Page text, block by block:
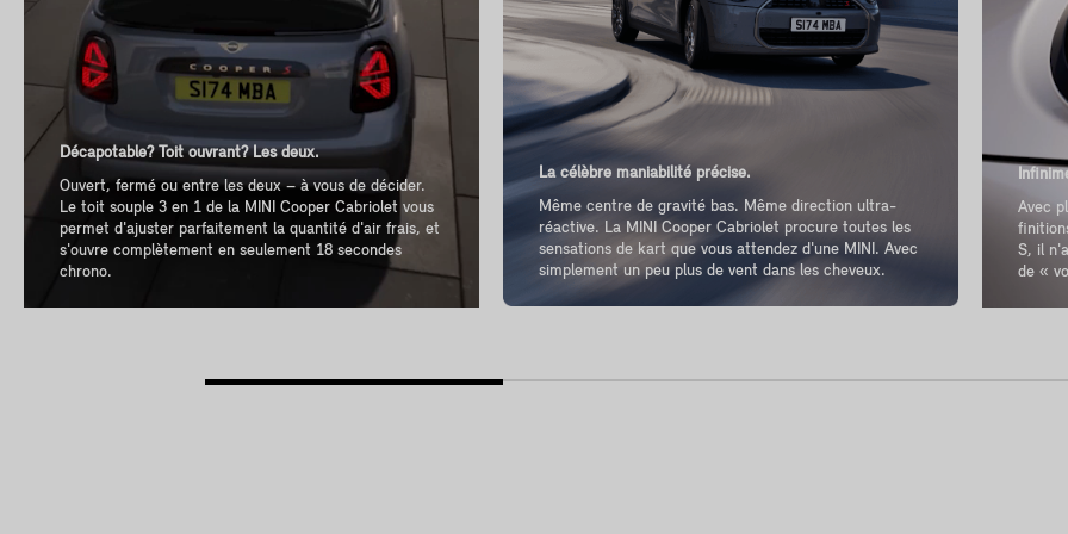
Décapotable? Toit ouvrant? Les deux.
Ouvert, fermé ou entre les deux – à vous de décider.
Le toit souple 3 en 1 de la MINI Cooper Cabriolet vous
permet d'ajuster parfaitement la quantité d'air frais, et
s'ouvre complètement en seulement 18 secondes
chrono.
La célèbre maniabilité précise.
Même centre de gravité bas. Même direction ultra-
réactive. La MINI Cooper Cabriolet procure toutes les
sensations de kart que vous attendez d'une MINI. Avec
simplement un peu plus de vent dans les cheveux.
Avec
S, il
de «